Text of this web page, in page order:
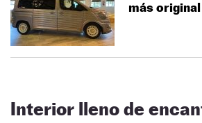
más
Interior lleno de